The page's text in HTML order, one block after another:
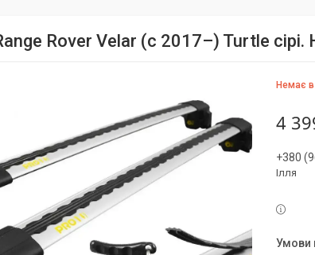
Rover Velar (c 2017–) Turtle сірі.
Немає в
4
+380
Ілля